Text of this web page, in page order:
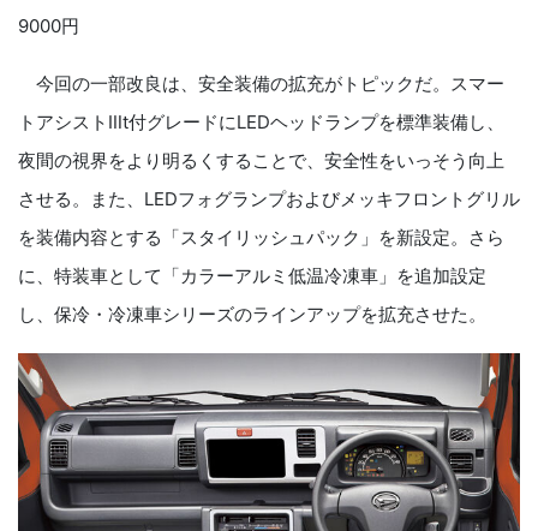
9000円
今回の一部改良は、安全装備の拡充がトピックだ。スマー
トアシストⅢt付グレードにLEDヘッドランプを標準装備し、
夜間の視界をより明るくすることで、安全性をいっそう向上
させる。また、 LEDフォグランプおよびメッキフロントグリル
を装備内容とする「スタイリッシュパック」を新設定。さら
に、特装車として「カラーアルミ低温冷凍車」を追加設定
し、保冷・冷凍車シリーズのラインアップを拡充させた。